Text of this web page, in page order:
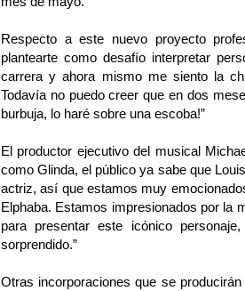
Respecto a este nuevo proyecto
plantearte como desafío interpretar
carrera y ahora mismo me siento la
Todavía no puedo creer que en dos
burbuja, lo haré sobre una escoba!”
El productor ejecutivo del musical
como Glinda, el público ya sabe que
actriz, así que estamos muy
Elphaba. Estamos impresionados por la
para presentar este icónico
sorprendido.”
Otras incorporaciones que se